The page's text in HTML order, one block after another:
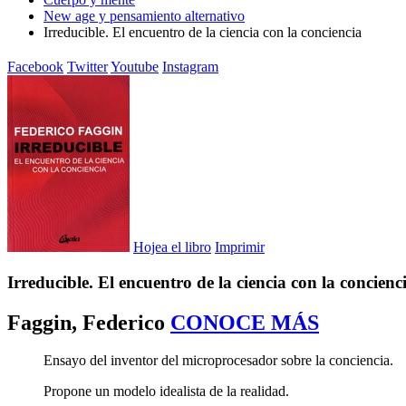
New age y pensamiento alternativo
Irreducible. El encuentro de la ciencia con la conciencia
Facebook TwitterYoutube Instagram
Hojea el libro Imprimir
Irreducible. El encuentro de la ciencia con la
Faggin, Federico CONOCE MÁS
Ensayo del inventor del microprocesador sobre la conciencia.
Propone un modelo idealista de la realidad.